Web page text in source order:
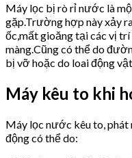
Máy lọc bị rò rỉ nước là
gặp.Trường hợp này xảy
ốc,mất gioăng tại các vị
màng.Cũng có thể do
bị vỡ hoặc do loai động
Máy kêu to khi
Máy lọc nước kêu to,
động có thể do: